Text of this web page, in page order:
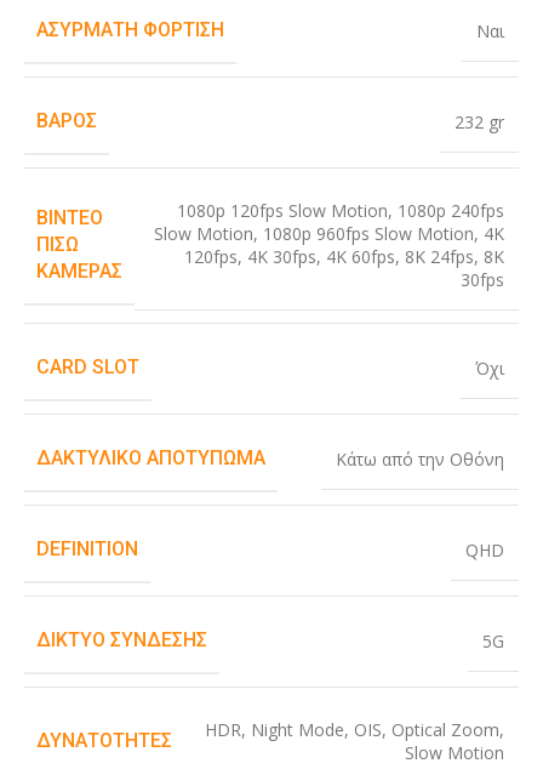
ΑΣΎΡΜΑΤΗ ΦΌΡΤΙΣΗ Ναι
ΒΆΡΟΣ 232 gr
ΒΊΝΤΕΟ
ΠΊΣΩ
ΚΆΜΕΡΑΣ
1080p 120fps Slow Motion, 1080p 240fps
Slow Motion, 1080p 960fps Slow Motion, 4K
120fps, 4K 30fps, 4K 60fps, 8K 24fps, 8K
30fps
CARD SLOT Όχι
ΔΑΚΤΥΛΙΚΌ ΑΠΟΤΎΠΩΜΑ Κάτω από την Οθόνη
DEFINITION QHD
ΔΊΚΤΥΟ ΣΎΝΔΕΣΗΣ 5G
ΔΥΝΑΤΌΤΗΤΕΣ HDR, Night Mode, OIS, Optical Zoom,
Slow Motion